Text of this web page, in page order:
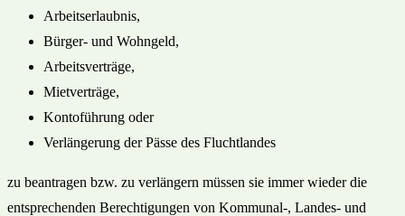
Arbeitserlaubnis,
Bürger- und Wohngeld,
Arbeitsverträge,
Mietverträge,
Kontoführung oder
Verlängerung der Pässe des Fluchtlandes
zu beantragen bzw. zu verlängern müssen sie immer wieder die
entsprechenden Berechtigungen von Kommunal-, Landes- und